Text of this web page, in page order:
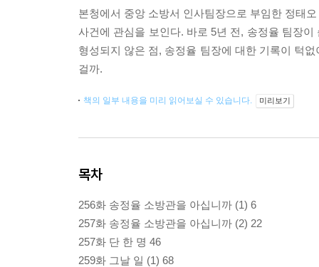
본청에서 중앙 소방서 인사팀장으로 부임한 정태
사건에 관심을 보인다. 바로 5년 전, 송정율 팀장이
형성되지 않은 점, 송정율 팀장에 대한 기록이 턱
걸까.
책의 일부 내용을 미리 읽어보실 수 있습니다. 미리보기
목차
256화 송정율 소방관을 아십니까 (1) 6
257화 송정율 소방관을 아십니까 (2) 22
257화 단 한 명 46
259화 그날 일 (1) 68